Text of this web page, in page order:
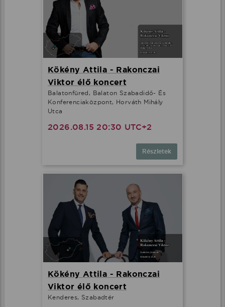
Kökény Attila - Rakonczai
Viktor élő koncert
Balatonfüred, Balaton Szabadidő- És
Konferenciaközpont, Horváth Mihály
Utca
2026.08.15 20:30 UTC+2
Részletek
Kökény Attila - Rakonczai
Viktor élő koncert
Kenderes, Szabadtér
Ez az oldal cookie-kat használ
Adatainak biztonsága fontos számunkra
Weboldalunk a felhasználói élmény növelése, a
kényelmes felhasználás és a weboldal védelme
érdekében cookie-kat használ.